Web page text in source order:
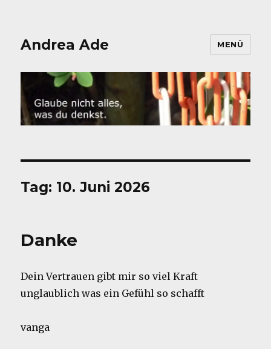
Andrea Ade MENÜ
Tag: 10. Juni 2026
Danke
Dein Vertrauen gibt mir so viel Kraft
unglaublich was ein Gefühl so schafft
vanga